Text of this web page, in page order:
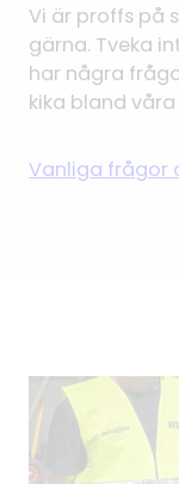
Vi är proffs på
gärna. Tveka
har några
kika bland
Vanliga frågor